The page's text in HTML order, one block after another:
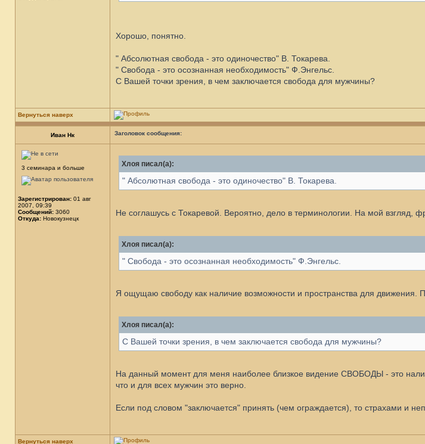
Хорошо, понятно.
" Абсолютная свобода - это одиночество" В. Токарева.
" Свобода - это осознанная необходимость" Ф.Энгельс.
С Вашей точки зрения, в чем заключается свобода для мужчины?
Вернуться наверх
Иван Нк Заголовок сообщения:
3 семинара и больше
Зарегистрирован: 01 авг
2007, 09:39
Сообщений: 3060
Откуда: Новокузнецк
Хлоя писал(а):
" Абсолютная свобода - это одиночество" В. Токарева.
Не соглашусь с Токаревой. Вероятно, дело в терминологии. На мой взгляд,
Хлоя писал(а):
" Свобода - это осознанная необходимость" Ф.Энгельс.
Я ощущаю свободу как наличие возможности и пространства для движения.
Хлоя писал(а):
С Вашей точки зрения, в чем заключается свобода для мужчины?
На данный момент для меня наиболее близкое видение СВОБОДЫ - это
что и для всех мужчин это верно.
Если под словом "заключается" принять (чем ограждается), то страхами и
Вернуться наверх